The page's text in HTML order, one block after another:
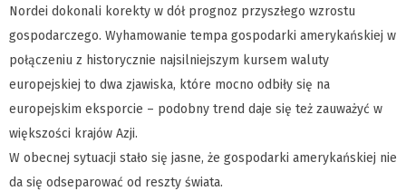
Nordei dokonali korekty w dół prognoz przyszłego wzrostu
gospodarczego. Wyhamowanie tempa gospodarki amerykańskiej w
połączeniu z historycznie najsilniejszym kursem waluty
europejskiej to dwa zjawiska, które mocno odbiły się na
europejskim eksporcie – podobny trend daje się też zauważyć w
większości krajów Azji.
W obecnej sytuacji stało się jasne, że gospodarki amerykańskiej nie
da się odseparować od reszty świata.